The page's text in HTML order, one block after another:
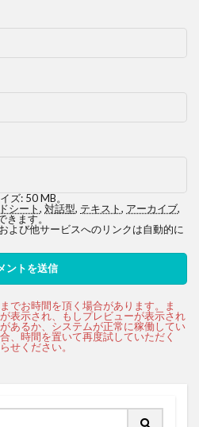
ズ: 50 MB。
シート, 対話型, テキスト, アーカイブ,
きます。
よび他サービスへのリンクは自動的に